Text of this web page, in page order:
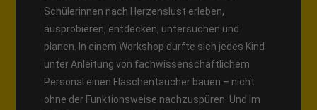
Schülerinnen nach Herzenslust erleben,
ausprobieren, entdecken, untersuchen und
planen. In einem Workshop durfte sich jedes Kind
unter Anleitung von fachwissenschaftlichem
Personal einen Flaschentaucher bauen – nicht
ohne der Funktionsweise nachzuspüren. Und im